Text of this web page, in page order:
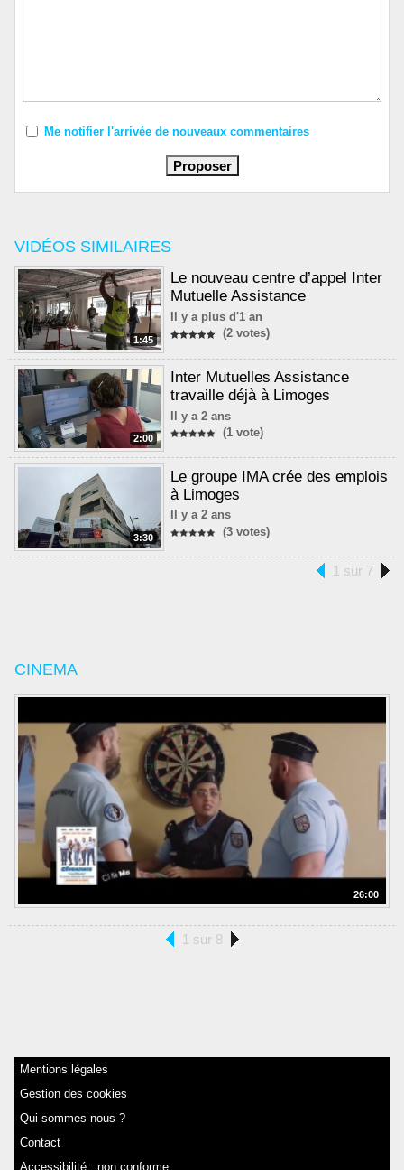
VIDÉOS SIMILAIRES
1:45
Le nouveau centre d’appel Inter
Mutuelle Assistance
Il y a plus d'1 an
(2 votes)
2:00
Inter Mutuelles Assistance
travaille déjà à Limoges
Il y a 2 ans
(1 vote)
3:30
Le groupe IMA crée des emplois
à Limoges
Il y a 2 ans
(3 votes)
1 sur 7
CINEMA
26:00
1 sur 8
Me notifier l'arrivée de nouveaux commentaires
Mentions légales
Gestion des cookies
Qui sommes nous ?
Contact
Accessibilité : non conforme